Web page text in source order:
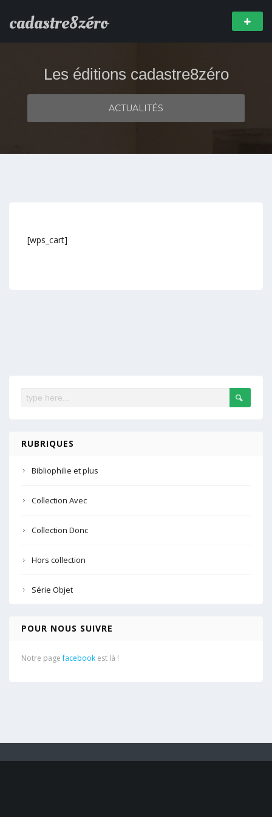
cadastre8zéro
Les éditions cadastre8zéro
ACTUALITÉS
[wps_cart]
RUBRIQUES
Bibliophilie et plus
Collection Avec
Collection Donc
Hors collection
Série Objet
POUR NOUS SUIVRE
Notre pagefacebook est là !